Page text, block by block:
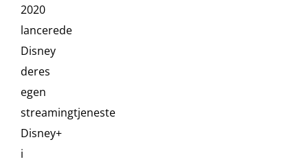
2020
lancerede
Disney
deres
egen
streamingtjeneste
Disney+
i